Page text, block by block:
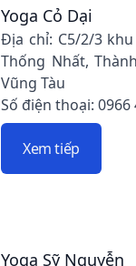
Yoga Cỏ Dại
Địa chỉ: C5/2/3
Thống Nhất,
Vũng Tàu
Số điện thoại: 0966
Xem tiếp
Yoga Sỹ Nguyễn